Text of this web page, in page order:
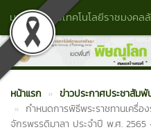
มหาวิทยาลัยเทคโนโลยีราชมงค
หน้าแรก
ข่าวประกาศประชาสัมพั
กำหนดการพิธีพระราชทานเครื่
จักรพรรดิมาลา ประจำปี พ.ศ. 2565